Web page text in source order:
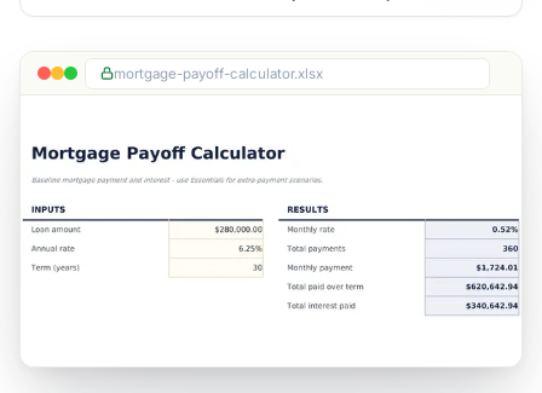
mortgage-payoff-calculator.xlsx